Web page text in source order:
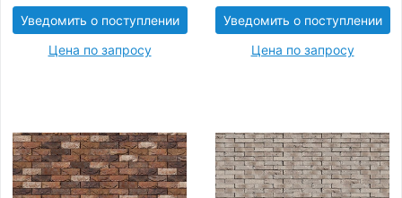
Уведомить о поступлении
Цена по запросу
Уведомить о поступлении
Цена по запросу